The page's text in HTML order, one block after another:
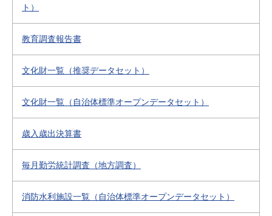
ト）
教育調査報告書
文化財一覧（推奨データセット）
文化財一覧（自治体標準オープンデータセット）
歳入歳出決算書
毎月勤労統計調査（地方調査）
消防水利施設一覧（自治体標準オープンデータセット）